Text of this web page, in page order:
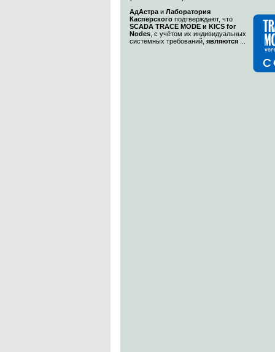
АдАстра и Лаборатория
Касперского подтверждают, что
SCADA TRACE MODE и KICS for
Nodes , с учётом их индивидуальных
системных требований, являются